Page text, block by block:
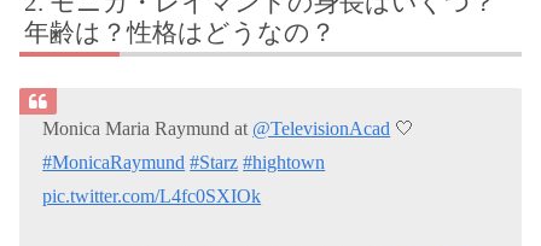
年齢は？性格はどうなの？
Monica Maria Raymund at @TelevisionAcad 🤍
#MonicaRaymund #Starz #hightown
pic.twitter.com/L4fc0SXIOk